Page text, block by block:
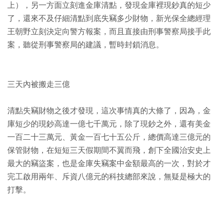
上），另一方面立刻進金庫清點，發現金庫裡現鈔真的短少
了，還來不及仔細清點到底失竊多少財物，新光保全總經理
王朝野立刻決定向警方報案，而且直接由刑事警察局接手此
案，聽從刑事警察局的建議，暫時封鎖消息。
三天內被搬走三億
清點失竊財物之後才發現，這次事情真的大條了，因為，金
庫短少的現鈔高達一億七千萬元，除了現鈔之外，還有美金
一百二十三萬元、黃金一百七十五公斤，總價高達三億元的
保管財物，在短短三天假期間不翼而飛，創下全國治安史上
最大的竊盜案，也是金庫失竊案中金額最高的一次，對於才
完工啟用兩年、斥資八億元的科技總部來說，無疑是極大的
打擊。